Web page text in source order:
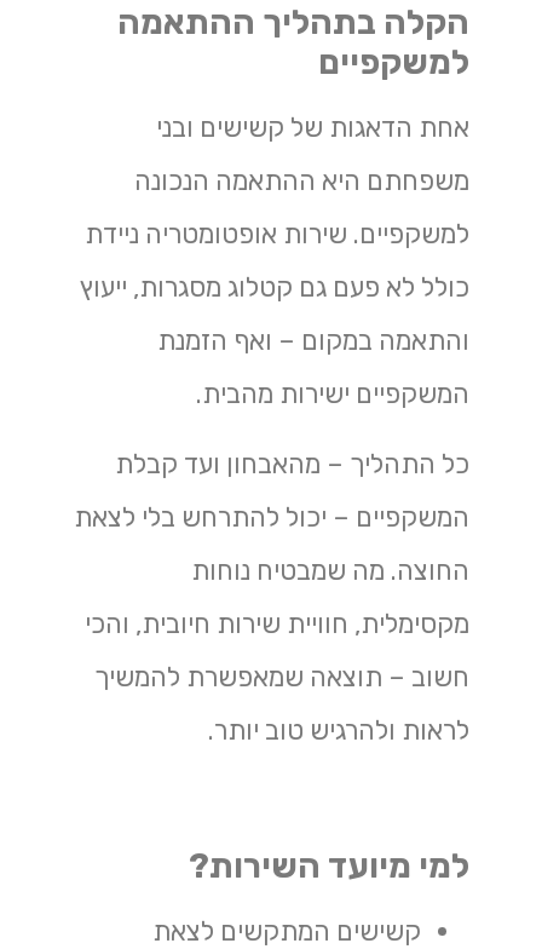
הקלה בתהליך ההתאמה
למשקפיים
אחת הדאגות של קשישים ובני
משפחתם היא ההתאמה הנכונה
למשקפיים. שירות אופטומטריה ניידת
כולל לא פעם גם קטלוג מסגרות, ייעוץ
והתאמה במקום – ואף הזמנת
המשקפיים ישירות מהבית.
כל התהליך – מהאבחון ועד קבלת
המשקפיים – יכול להתרחש בלי לצאת
החוצה. מה שמבטיח נוחות
מקסימלית, חוויית שירות חיובית, והכי
חשוב – תוצאה שמאפשרת להמשיך
לראות ולהרגיש טוב יותר.
למי מיועד השירות?
קשישים המתקשים לצאת